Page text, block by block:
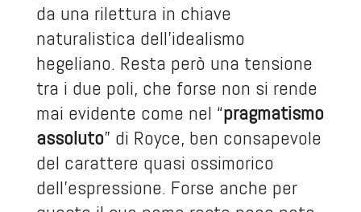
da una rilettura in chiave
naturalistica dell’idealismo
hegeliano. Resta però una tensione
tra i due poli, che forse non si rende
mai evidente come nel “pragmatismo
assoluto” di Royce, ben consapevole
del carattere quasi ossimorico
dell’espressione. Forse anche per